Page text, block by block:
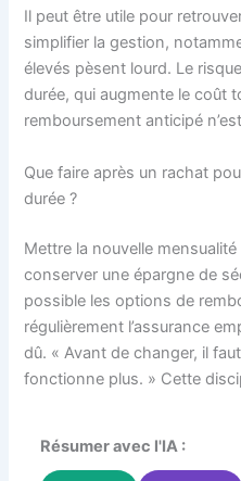
Il peut être utile pour
simplifier la gestion,
élevés pèsent lourd. Le
durée, qui augmente le coût
remboursement anticipé
Que faire après un rachat
durée ?
Mettre la nouvelle
conserver une épargne de
possible les options de
régulièrement l’assurance
dû. « Avant de changer, il
fonctionne plus. » Cette
Résumer avec l'IA :